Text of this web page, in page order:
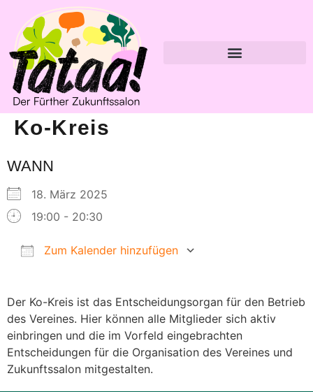
Ko-Kreis
WANN
18. März 2025
19:00 - 20:30
Zum Kalender hinzufügen
Der Ko-Kreis ist das Entscheidungsorgan für den Betrieb
des Vereines. Hier können alle Mitglieder sich aktiv
einbringen und die im Vorfeld eingebrachten
Entscheidungen für die Organisation des Vereines und
Zukunftssalon mitgestalten.